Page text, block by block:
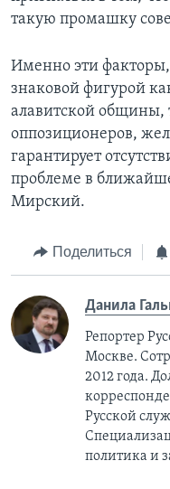
такую промашку
Именно эти факторы,
знаковой фигурой
алавитской общины,
оппозиционеров,
гарантирует
проблеме в
Мирский.
Поделиться
Данила
Репортер
Москве.
2012 года.
Русской
политика и